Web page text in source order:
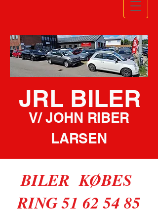
JRL BILER
V/ JOHN RIBER
LARSEN
BILER KØBES
RING 51 62 54 85